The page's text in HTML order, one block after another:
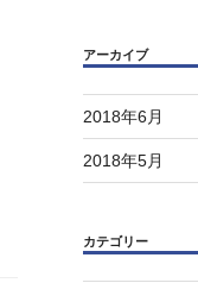
アーカイブ
2018年6月
2018年5月
カテゴリー